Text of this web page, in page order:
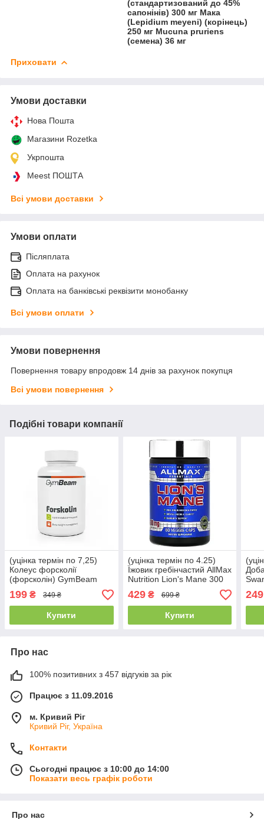
(стандартизований до 45%
сапонінів) 300 мг Мака
(Lepidium meyeni) (корінець)
250 мг Mucuna pruriens
(семена) 36 мг
Приховати
Умови доставки
Нова Пошта
Магазини Rozetka
Укрпошта
Meest ПОШТА
Всі умови доставки
Умови оплати
Післяплата
Оплата на рахунок
Оплата на банківські реквізити монобанку
Всі умови оплати
Умови повернення
Повернення товару впродовж 14 днів за рахунок покупця
Всі умови повернення
Подібні товари компанії
(уцінка термін по 7,25)
Колеус форсколії
(форсколін) GymBeam
Forskolin 10 мг 60 капс.
199 ₴ 349 ₴
Купити
(уцінка термін по 4.25)
Їжовик гребінчастий AllMax
Nutrition Lion's Mane 300
мг 60 капс.
429₴ 699 ₴
Купити
249
Про нас
100% позитивних з 457 відгуків за рік
Працює з 11.09.2016
м. Кривий Ріг
Кривий Ріг, Україна
Контакти
Сьогодні працює з 10:00 до 14:00
Показати весь графік роботи
Про нас